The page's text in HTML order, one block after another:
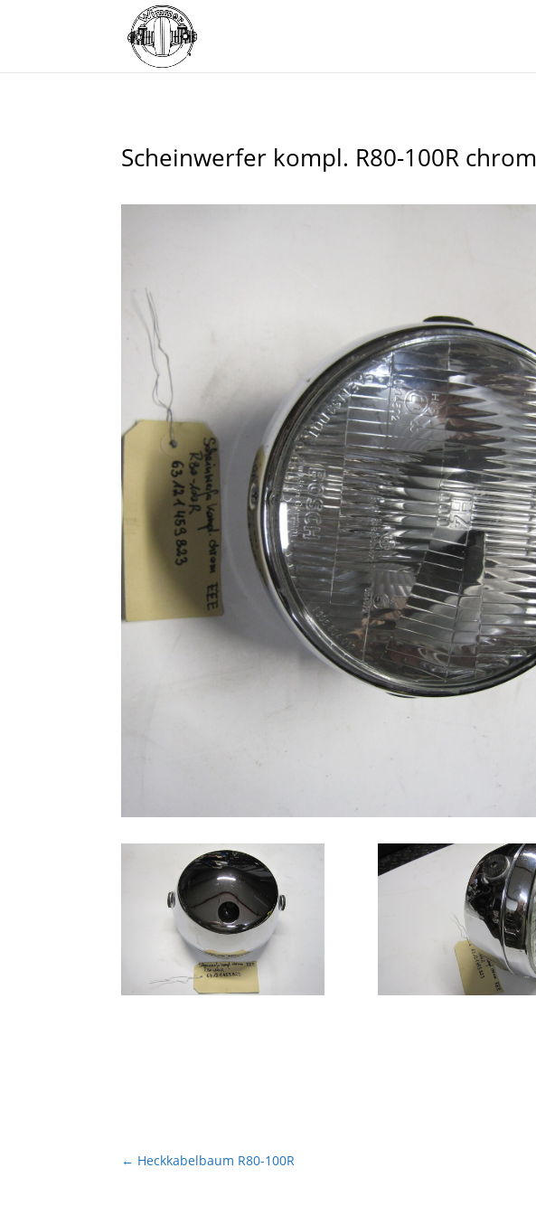
Scheinwerfer kompl. R80-100R chrom
← Heckkabelbaum R80-100R